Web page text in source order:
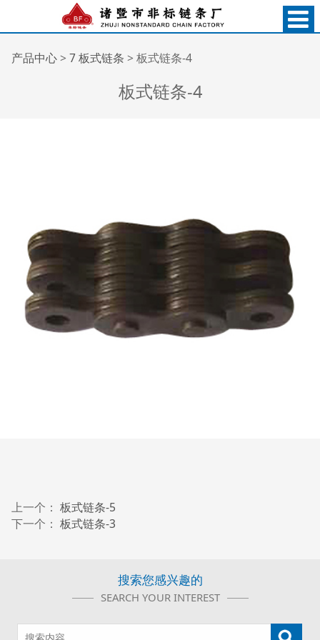
板式链条-4
产品中心> 7 板式链条 > 板式链条-4
板式链条-4
上一个： 板式链条-5
下一个： 板式链条-3
搜索您感兴趣的
SEARCH YOUR INTEREST